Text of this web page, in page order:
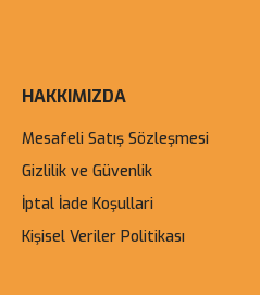
HAKKIMIZDA
Mesafeli Satış Sözleşmesi
Gizlilik ve Güvenlik
İptal İade Koşullari
Kişisel Veriler Politikası